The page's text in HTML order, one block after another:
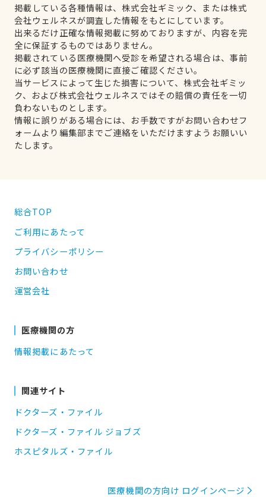
掲載している各種情報は、株式会社ギミック、または株式
会社ウェルネスが調査した情報をもとにしています。
出来るだけ正確な情報掲載に努めておりますが、内容を完
全に保証するものではありません。
掲載されている医療機関へ受診を希望される場合は、事前
に必ず該当の医療機関に直接ご確認ください。
当サービスによって生じた損害について、株式会社ギミッ
ク、および株式会社ウェルネスではその賠償の責任を一切
負わないものとします。
情報に誤りがある場合には、お手数ですがお問い合わせフ
ォームより編集部までご連絡をいただけますようお願いい
たします。
総合TOP
ご利用にあたって
プライバシーポリシー
お問い合わせ
運営会社
医療機関の方
情報掲載にあたって
関連サイト
ドクターズ・ファイル
ドクターズ・ファイル ジョブズ
ホスピタルズ・ファイル
医療機関の方向け ログインページ